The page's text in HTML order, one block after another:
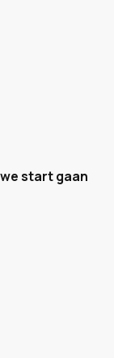
start gaan